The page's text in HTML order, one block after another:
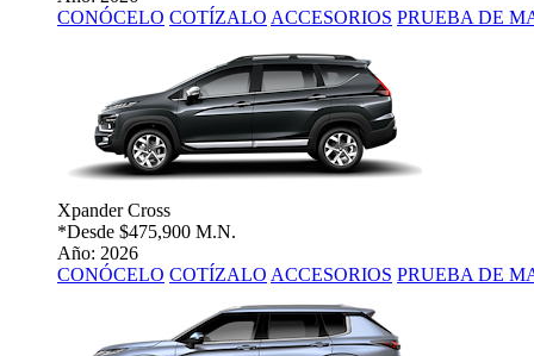
CONÓCELO COTÍZALO ACCESORIOS PRUEBA DE
Xpander Cross
*Desde $475,900 M.N.
Año: 2026
CONÓCELO COTÍZALO ACCESORIOS PRUEBA DE